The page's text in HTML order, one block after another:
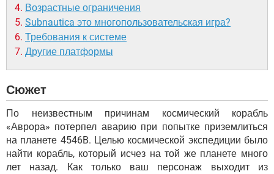
Возрастные ограничения
Subnautica это многопользовательская игра?
Требования к системе
Другие платформы
Сюжет
По неизвестным причинам космический корабль
«Аврора» потерпел аварию при попытке приземлиться
на планете 4546B. Целью космической экспедиции было
найти корабль, который исчез на той же планете много
лет назад. Как только ваш персонаж выходит из